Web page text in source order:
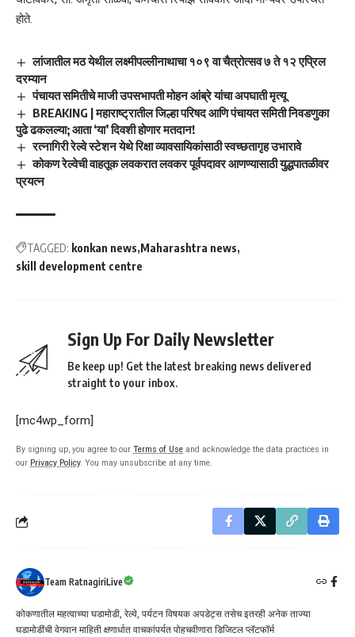
होते.
लांजातील मठ येथील लक्ष्मीपल्लीनाथाचा १०९ वा चैत्रोत्सव ७ ते १२ एप्रिल
दरम्यान
पंचायत समितीचे माजी उपसभापती मोहन आंब्रे यांचा अपघाती मृत्यू
BREAKING | महाराष्ट्रातील जिल्हा परिषद आणि पंचायत समिती निवडणुका
पुढे ढकलल्या; आता ‘या’ दिवशी होणार मतदान!
रत्नागिरी रेल्वे स्टेशन येथे रिक्षा व्यावसायिकांसाठी स्वच्छतागृह उभारावे
कोकण रेल्वेची वाहतूक लवकरात लवकर पूर्वपदावर आणण्यासाठी युद्धपातळीवर
प्रयत्न
TAGGED: konkan news Maharashtra news
skill development centre
Sign Up For Daily Newsletter
Be keep up! Get the latest breaking news delivered
straight to your inbox.
[mc4wp_form]
By signing up, you agree to our Terms of Use and acknowledge the data practices in
our Privacy Policy. You may unsubscribe at any time.
Team RatnagiriLive
कोकणातील महत्वाच्या घडामोडी, रेल्वे, पर्यटन विषयक अपडेट्स तसेच इतरही अनेक ताज्या
घडामोडींची वेगवान माहिती क्षणार्धात वाचकांपर्यत पोहचवीणारा डिजिटल प्लॅटफॉर्म